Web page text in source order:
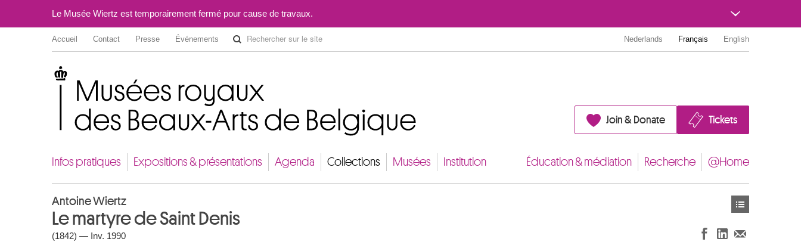
Le Musée Wiertz est temporairement fermé pour cause de travaux.
Accueil Contact Presse Événements Nederlands Français English
Join & Donate Tickets
Infos pratiques Expositions & présentations Agenda Collections Musées Institution Éducation & médiation Recherche @Home
Antoine Wiertz
Le martyre de Saint Denis
(1842) — Inv. 1990